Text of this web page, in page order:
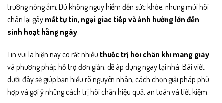
trường nóng ẩm. Dù không nguy hiểm đến sức khỏe, nhưng mùi hôi
chân lại gây mất tự tin, ngại giao tiếp và ảnh hưởng lớn đến
sinh hoạt hằng ngày.
Tin vui là hiện nay có rất nhiều thuốc trị hôi chân khi mang giày
và phương pháp hỗ trợ đơn giản, dễ áp dụng ngay tại nhà. Bài viết
dưới đây sẽ giúp bạn hiểu rõ nguyên nhân, cách chọn giải pháp phù
hợp và gợi ý những cách trị hôi chân hiệu quả, an toàn và tiết kiệm.